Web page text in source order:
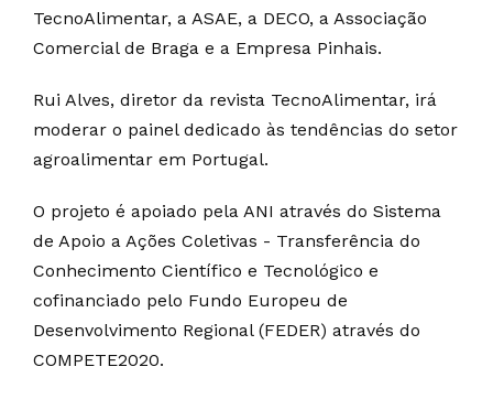
TecnoAlimentar, a ASAE, a DECO, a Associação
Comercial de Braga e a Empresa Pinhais.
Rui Alves, diretor da revista TecnoAlimentar, irá
moderar o painel dedicado às tendências do setor
agroalimentar em Portugal.
O projeto é apoiado pela ANI através do Sistema
de Apoio a Ações Coletivas - Transferência do
Conhecimento Científico e Tecnológico e
cofinanciado pelo Fundo Europeu de
Desenvolvimento Regional (FEDER) através do
COMPETE2020.